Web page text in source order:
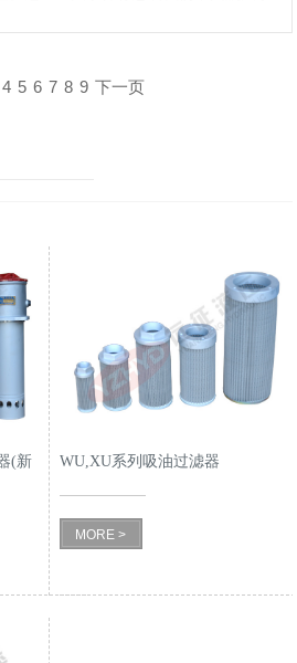
力。…
4 5 6 7 8 9 下一页
(新
WU,XU系列吸油过滤器
MORE >